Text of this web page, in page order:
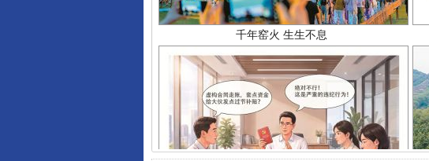
揭开“小金库”的免责幌子